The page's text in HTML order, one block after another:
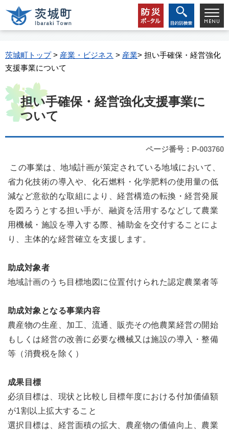
茨城町トップ> 産業・ビジネス > 産業> 担い手確保・経営強化
支援事業について
担い手確保・経営強化支援事業に
ついて
ページ番号：P-003760
この事業は、地域計画が策定されている地域において、
省力化技術の導入や、化石燃料・化学肥料の使用量の低
減など意欲的な取組により、経営構造の転換・経営発展
を図ろうとする担い手が、融資を活用するなどして農業
用機械・施設を導入する際、補助金を交付することによ
り、主体的な経営確立を支援します。
助成対象者
地域計画のうち目標地図に位置付けられた認定農業者等
助成対象となる事業内容
農産物の生産、加工、流通、販売その他農業経営の開始
もしくは経営の改善に必要な機械又は施設の導入・整備
等（消費税を除く）
成果 目標
必須目標は、現状と比較し目標年度における付加価値額
が1割以上拡大すること
選択目標は、経営面積の拡大、農産物の価値向上、農業